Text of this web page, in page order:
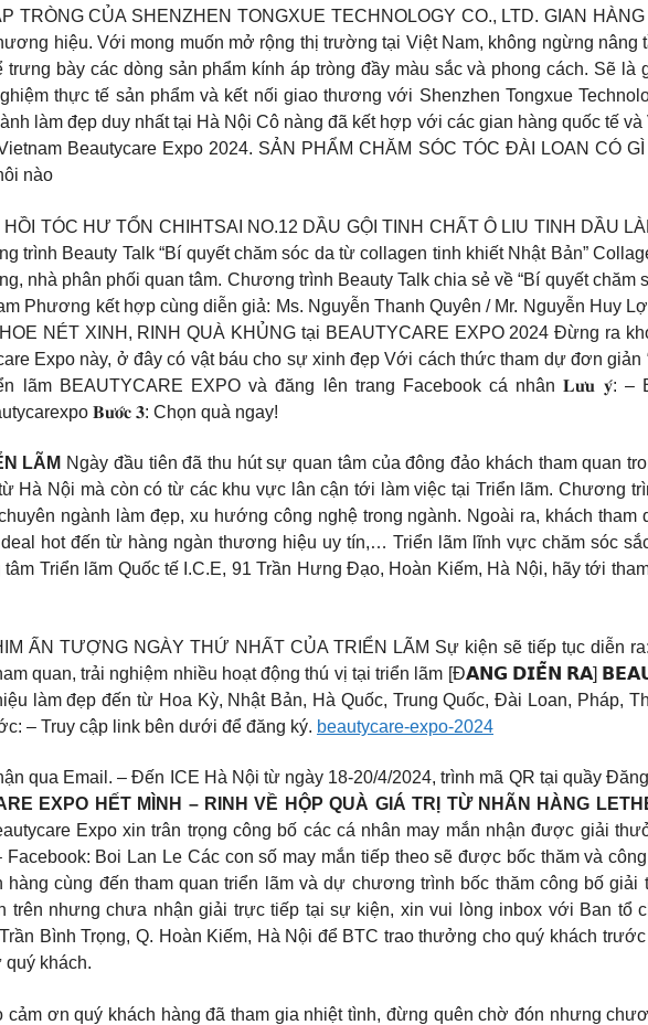
TRÒNG CỦA SHENZHEN TONGXUE TECHNOLOGY CO., LTD. GIAN
hiệu. Với mong muốn mở rộng thị trường tại Việt Nam, không ngừng nâng
trưng bày các dòng sản phẩm kính áp tròng đầy màu sắc và phong cách. Sẽ
thực tế sản phẩm và kết nối giao thương với Shenzhen Tongxue
làm đẹp duy nhất tại Hà Nội Cô nàng đã kết hợp với các gian hàng quốc tế
Beautycare Expo 2024. SẢN PHẨM CHĂM SÓC TÓC ĐÀI LOAN CÓ
nào
TÓC HƯ TỔN CHIHTSAI NO.12 DẦU GỘI TINH CHẤT Ô LIU TINH DẦU
trình Beauty Talk “Bí quyết chăm sóc da từ collagen tinh khiết Nhật Bản”
nhà phân phối quan tâm. Chương trình Beauty Talk chia sẻ về “Bí quyết chăm
Phương kết hợp cùng diễn giả: Ms. Nguyễn Thanh Quyên / Mr. Nguyễn Huy
NÉT XINH, RINH QUÀ KHỦNG tại BEAUTYCARE EXPO 2024 Đừng ra
Expo này, ở đây có vật báu cho sự xinh đẹp Với cách thức tham dự đơn giản
lãm BEAUTYCARE EXPO và đăng lên trang Facebook cá nhân 𝐋𝐮̛𝐮 𝐲́:
𝐁𝐮̛𝐨̛́𝐜 𝟑: Chọn quà ngay!
LÃM Ngày đầu tiên đã thu hút sự quan tâm của đông đảo khách tham quan
Hà Nội mà còn có từ các khu vực lân cận tới làm việc tại Triển lãm. Chương
ngành làm đẹp, xu hướng công nghệ trong ngành. Ngoài ra, khách
hot đến từ hàng ngàn thương hiệu uy tín,… Triển lãm lĩnh vực chăm sóc
Triển lãm Quốc tế I.C.E, 91 Trần Hưng Đạo, Hoàn Kiếm, Hà Nội, hãy tới
ẤN TƯỢNG NGÀY THỨ NHẤT CỦA TRIỂN LÃM Sự kiện sẽ tiếp tục diễn
tham quan, trải nghiệm nhiều hoạt động thú vị tại triển lãm [Đ𝗔𝗡𝗚 𝗗𝗜𝗘̂̃𝗡
làm đẹp đến từ Hoa Kỳ, Nhật Bản, Hà Quốc, Trung Quốc, Đài Loan, Pháp,
– Truy cập link bên dưới để đăng ký. beautycare-expo-2024
qua Email. – Đến ICE Hà Nội từ ngày 18-20/4/2024, trình mã QR tại quầy
EXPO HẾT MÌNH – RINH VỀ HỘP QUÀ GIÁ TRỊ TỪ NHÃN HÀNG
Expo xin trân trọng công bố các cá nhân may mắn nhận được giải
Facebook: Boi Lan Le Các con số may mắn tiếp theo sẽ được bốc thăm và
cùng đến tham quan triển lãm và dự chương trình bốc thăm công bố
nhưng chưa nhận giải trực tiếp tại sự kiện, xin vui lòng inbox với Ban tổ
Bình Trọng, Q. Hoàn Kiếm, Hà Nội để BTC trao thưởng cho quý khách
quý khách.
cảm ơn quý khách hàng đã tham gia nhiệt tình, đừng quên chờ đón nhưng